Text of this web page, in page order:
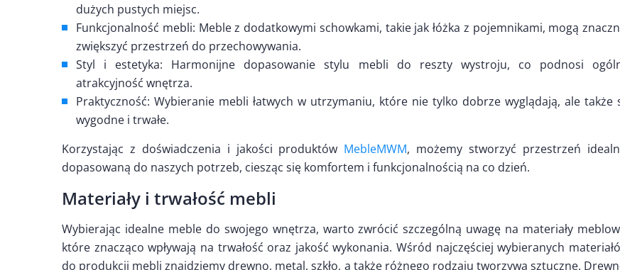
dużych pustych miejsc.
Funkcjonalność mebli: Meble z dodatkowymi schowkami, takie jak łóżka z pojemnikami, mogą
zwiększyć przestrzeń do przechowywania.
Styl i estetyka: Harmonijne dopasowanie stylu mebli do reszty wystroju, co podnosi
atrakcyjność wnętrza.
Praktyczność: Wybieranie mebli łatwych w utrzymaniu, które nie tylko dobrze wyglądają, ale także
wygodne i trwałe.
Korzystając z doświadczenia i jakości produktów MebleMWM, możemy stworzyć przestrzeń
dopasowaną do naszych potrzeb, ciesząc się komfortem i funkcjonalnością na co dzień.
Materiały i trwałość mebli
Wybierając idealne meble do swojego wnętrza, warto zwrócić szczególną uwagę na materiały
które znacząco wpływają na trwałość oraz jakość wykonania. Wśród najczęściej wybieranych
do produkcji mebli znajdziemy drewno, metal, szkło, a także różnego rodzaju tworzywa sztuczne.